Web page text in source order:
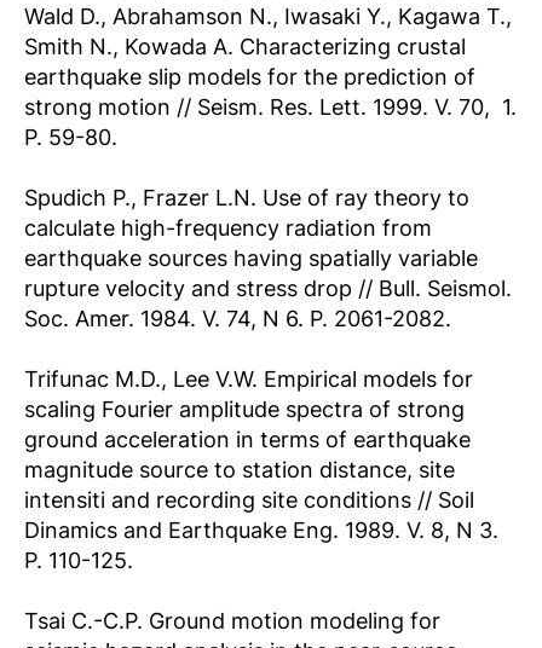
Wald D., Abrahamson N., Iwasaki Y., Kagawa T.,
Smith N., Kowada A. Characterizing crustal
earthquake slip models for the prediction of
strong motion // Seism. Res. Lett. 1999. V. 70,  1.
P. 59-80.
Spudich P., Frazer L.N. Use of ray theory to
calculate high-frequency radiation from
earthquake sources having spatially variable
rupture velocity and stress drop // Bull. Seismol.
Soc. Amer. 1984. V. 74, N 6. P. 2061-2082.
Trifunac M.D., Lee V.W. Empirical models for
scaling Fourier amplitude spectra of strong
ground acceleration in terms of earthquake
magnitude source to station distance, site
intensiti and recording site conditions // Soil
Dinamics and Earthquake Eng. 1989. V. 8, N 3.
P. 110-125.
Tsai C.-C.P. Ground motion modeling for